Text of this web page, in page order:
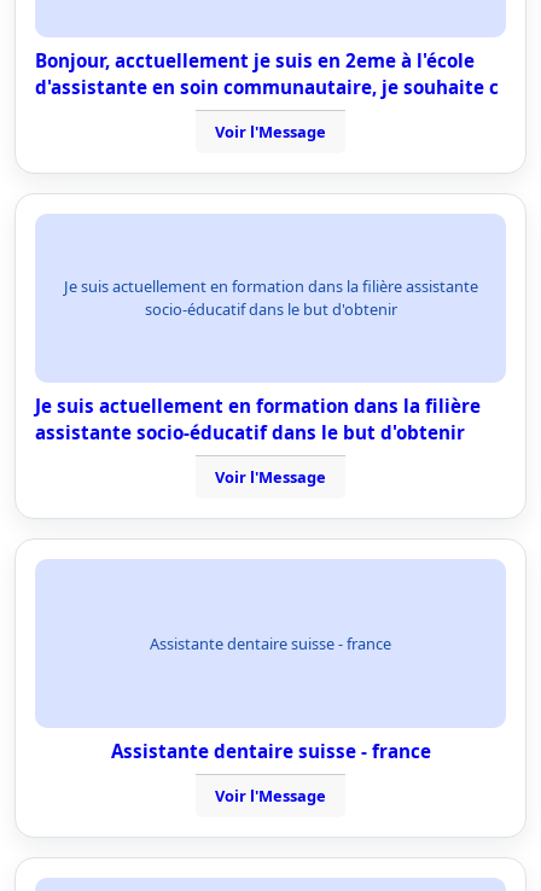
Bonjour, acctuellement je suis en 2eme à l'école
d'assistante en soin communautaire, je souhaite c
Voir l'Message
Je suis actuellement en formation dans la filière assistante
socio-éducatif dans le but d'obtenir
Je suis actuellement en formation dans la filière
assistante socio-éducatif dans le but d'obtenir
Voir l'Message
Assistante dentaire suisse - france
Assistante dentaire suisse - france
Voir l'Message